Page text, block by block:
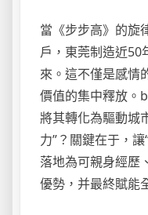
當《步步高》的旋
戶，東莞制造近50
來。這不僅是感情
價值的集中釋放。
將其轉化為驅動城
力”？關鍵在于，
落地為可親身經歷
優勢，并最終賦能